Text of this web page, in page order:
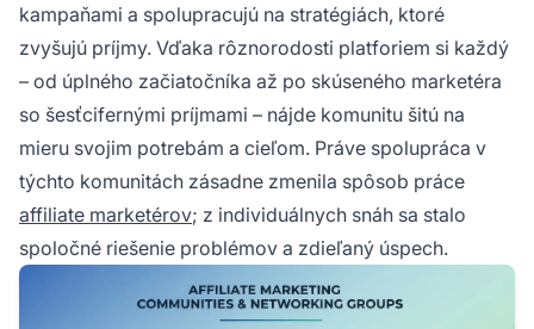
kampaňami a spolupracujú na stratégiách, ktoré
zvyšujú príjmy. Vďaka rôznorodosti platforiem si každý
– od úplného začiatočníka až po skúseného marketéra
so šesťcifernými príjmami – nájde komunitu šitú na
mieru svojim potrebám a cieľom. Práve spolupráca v
týchto komunitách zásadne zmenila spôsob práce
affiliate marketérov; z individuálnych snáh sa stalo
spoločné riešenie problémov a zdieľaný úspech.